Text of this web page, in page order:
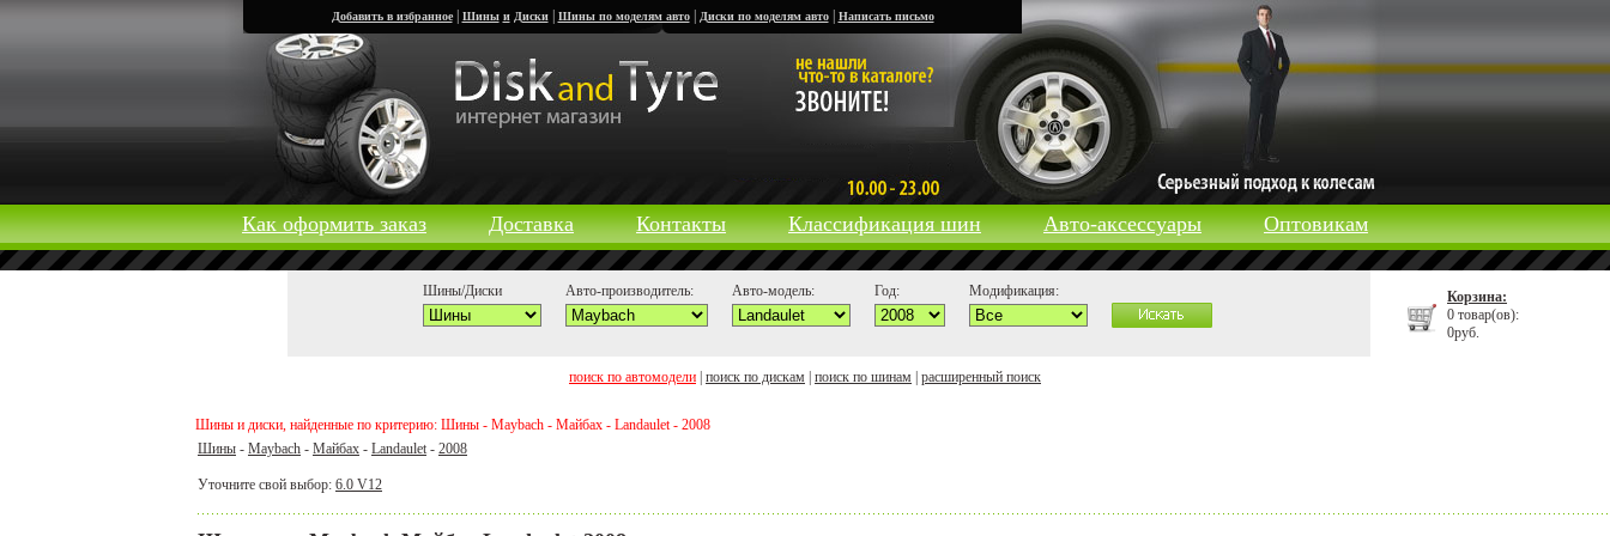
Добавить в избранное| Шины и Диски| Шины по моделям авто| Диски по моделям авто| Написать письмо
Как оформить заказ Доставка Контакты Классификация шин Авто-аксессуары Оптовикам
Корзина:
0 товар(ов):
0руб.
Шины/Диски Авто-производитель: Авто-модель: Год: Модификация:
поиск по автомодели поиск по дискам поиск по шинам расширенный поиск
Шины и диски, найденные по критерию: Шины - Maybach - Майбах - Landaulet - 2008
Шины - Maybach - Майбах - Landaulet - 2008
Уточните свой выбор: 6.0 V12